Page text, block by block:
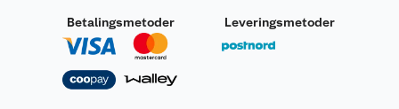
Betalingsmetoder Leveringsmetoder